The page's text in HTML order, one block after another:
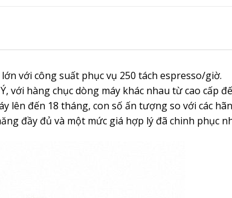
với công suất phục vụ 250 tách espresso/giờ.
với hàng chục dòng máy khác nhau từ cao cấp
lên đến 18 tháng, con số ấn tượng so với các
đầy đủ và một mức giá hợp lý đã chinh phục